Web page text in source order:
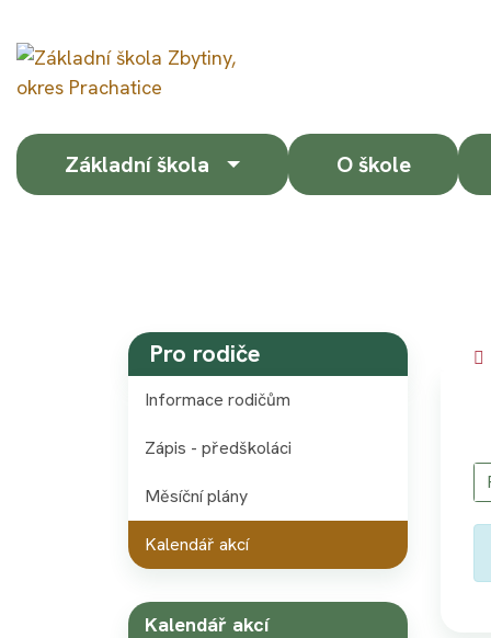
Základní škola O škole
Pro rodiče
Informace rodičům
Zápis - předškoláci
Měsíční plány
Kalendář akcí
Kalendář akcí